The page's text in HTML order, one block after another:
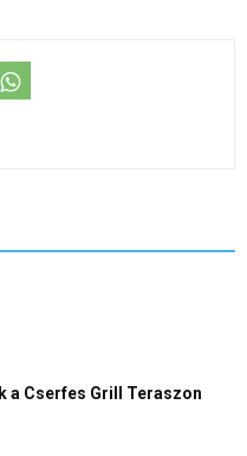
a Cserfes Grill Teraszon